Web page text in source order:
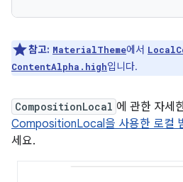
참고: MaterialTheme에서
ContentAlpha.high입니다.
CompositionLocal 에 관한 자세
CompositionLocal을 사용한 로컬
세요.